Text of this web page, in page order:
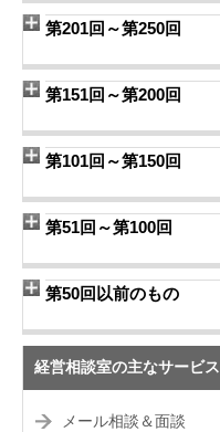
第201回～第250回
第151回～第200回
第101回～第150回
第51回～第100回
第50回以前のもの
経営相談室の主なサービス
メール相談＆面談